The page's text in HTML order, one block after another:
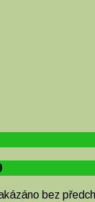
bez